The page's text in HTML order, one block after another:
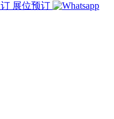
展位预订